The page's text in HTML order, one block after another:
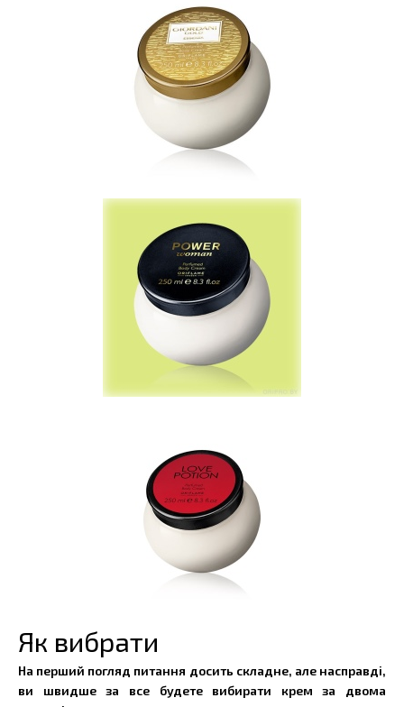
Як вибрати
На перший погляд питання досить складне, але насправді,
ви швидше за все будете вибирати крем за двома